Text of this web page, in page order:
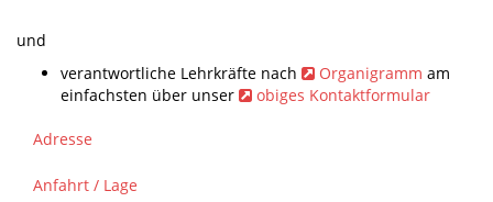
und
verantwortliche Lehrkräfte nach
Organigramm am
einfachsten über unser
obiges Kontaktformular
Adresse
Anfahrt / Lage